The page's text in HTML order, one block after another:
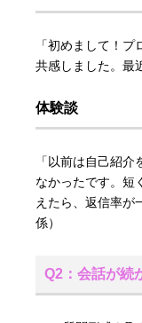
「初めまして！
共感しました。最
体験談
「以前は自己紹
なかったです。短
えたら、返信率が
係）
Q2：会話が続